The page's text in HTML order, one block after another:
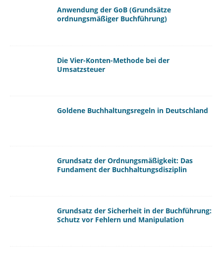
Anwendung der GoB (Grundsätze
ordnungsmäßiger Buchführung)
Die Vier-Konten-Methode bei der
Umsatzsteuer
Goldene Buchhaltungsregeln in Deutschland
Grundsatz der Ordnungsmäßigkeit: Das
Fundament der Buchhaltungsdisziplin
Grundsatz der Sicherheit in der Buchführung:
Schutz vor Fehlern und Manipulation